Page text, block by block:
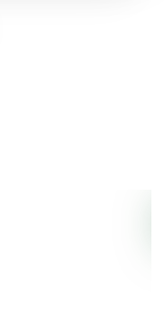
ритейлер, который